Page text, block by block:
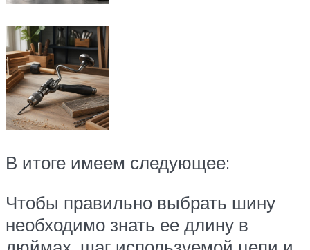
В итоге имеем следующее:
Чтобы правильно выбрать шину
необходимо знать ее длину в